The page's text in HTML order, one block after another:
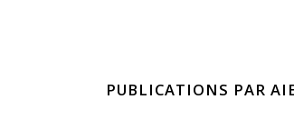
PUBLICATIONS PAR